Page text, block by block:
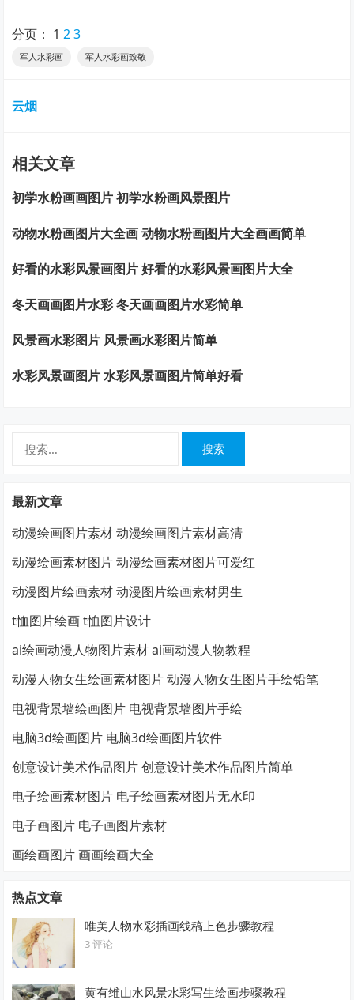
分页： 1 2 3
军人水彩画 军人水彩画致敬
云烟
相关文章
初学水粉画画图片 初学水粉画风景图片
动物水粉画图片大全画 动物水粉画图片大全画画简单
好看的水彩风景画图片 好看的水彩风景画图片大全
冬天画画图片水彩 冬天画画图片水彩简单
风景画水彩图片 风景画水彩图片简单
水彩风景画图片 水彩风景画图片简单好看
最新文章
动漫绘画图片素材 动漫绘画图片素材高清
动漫绘画素材图片 动漫绘画素材图片可爱红
动漫图片绘画素材 动漫图片绘画素材男生
t恤图片绘画 t恤图片设计
ai绘画动漫人物图片素材 ai画动漫人物教程
动漫人物女生绘画素材图片 动漫人物女生图片手绘铅笔
电视背景墙绘画图片 电视背景墙图片手绘
电脑3d绘画图片 电脑3d绘画图片软件
创意设计美术作品图片 创意设计美术作品图片简单
电子绘画素材图片 电子绘画素材图片无水印
电子画图片 电子画图片素材
画绘画图片 画画绘画大全
热点文章
唯美人物水彩插画线稿上色步骤教程
3 评论
黄有维山水风景水彩写生绘画步骤教程